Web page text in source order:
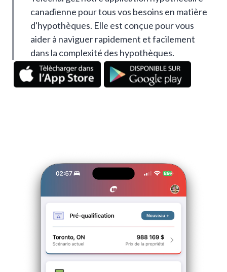
canadienne pour tous vos besoins en matière
d'hypothèques. Elle est conçue pour vous
aider à naviguer rapidement et facilement
dans la complexité des hypothèques.